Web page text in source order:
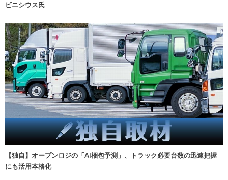
ビニシウス氏
【独自】オープンロジの「AI梱包予測」、トラック必要台数の迅速把握
にも活用本格化